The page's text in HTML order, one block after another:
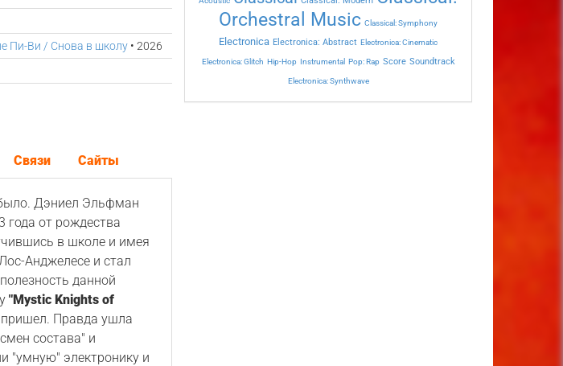
Пи-Ви / Снова в школу• 2026
Связи Сайты
Дэниел Эльфман
от рождества
в школе и имея
Анджелесе и стал
данной
"Mystic Knights of
пришел. Правда ушла
состава" и
"умную" электронику и
Orchestral Music Classical: Symphony
Electronica Electronica: Abstract Electronica: Cinematic
Electronica: Glitch Hip-Hop Instrumental Pop: Rap Score Soundtrack
Electronica: Synthwave